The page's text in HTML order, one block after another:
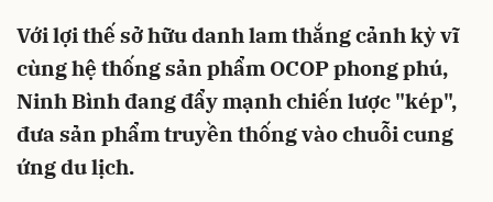
Với lợi thế sở hữu danh lam thắng cảnh kỳ vĩ
cùng hệ thống sản phẩm OCOP phong phú,
Ninh Bình đang đẩy mạnh chiến lược "kép",
đưa sản phẩm truyền thống vào chuỗi cung
ứng du lịch.
Hủy